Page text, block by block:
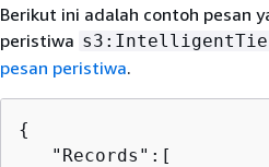
Berikut ini adalah contoh pesan
peristiwa
pesan peristiwa.
{
   "Records":[